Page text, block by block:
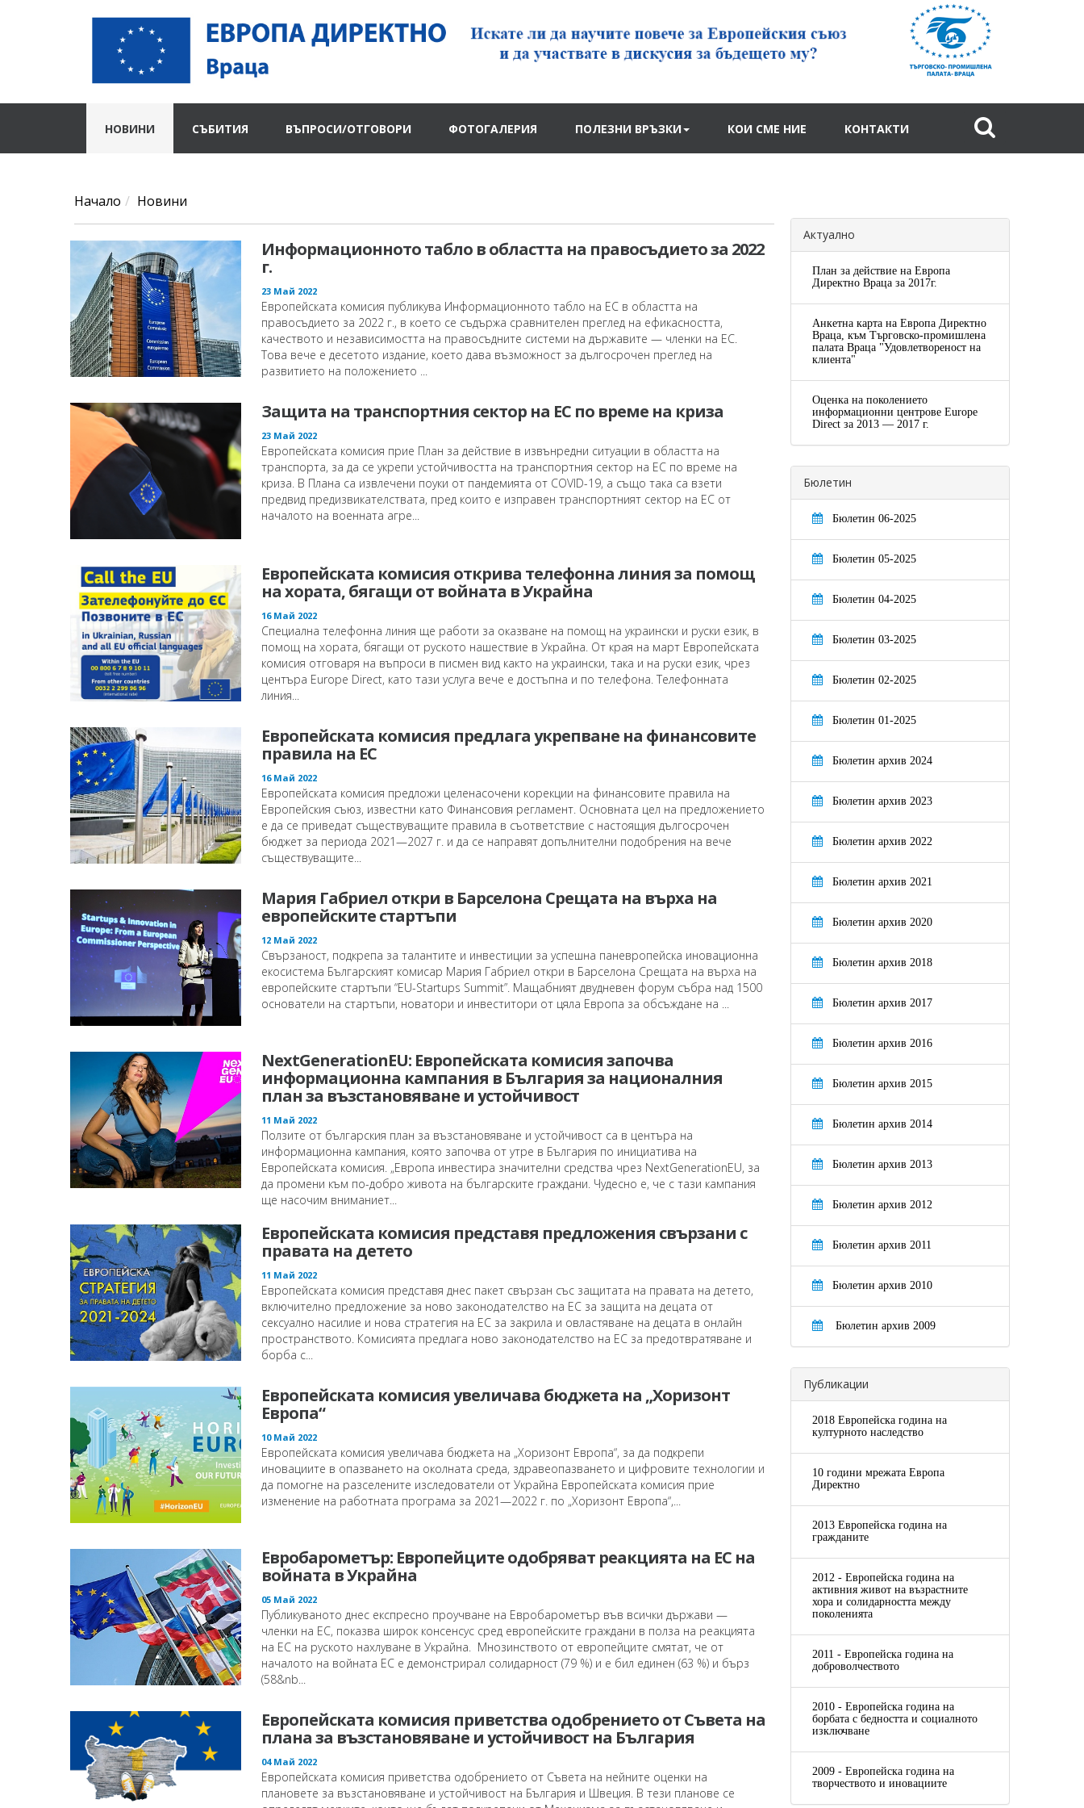
НОВИНИ СЪБИТИЯ ВЪПРОСИ/ОТГОВОРИ ФОТОГАЛЕРИЯ ПОЛЕЗНИ ВРЪЗКИ КОИ СМЕ НИЕ КОНТАКТИ
Начало Новини
Информационното табло в областта на правосъдието за 2022
г.
23 Май 2022
Европейската комисия публикува Информационното табло на ЕС в областта на
правосъдието за 2022 г., в което се съдържа сравнителен преглед на ефикасността,
качеството и независимостта на правосъдните системи на държавите — членки на ЕС.
Това вече е десетото издание, което дава възможност за дългосрочен преглед на
развитието на положението ...
Защита на транспортния сектор на ЕС по време на криза
23 Май 2022
Европейската комисия прие План за действие в извънредни ситуации в областта на
транспорта, за да се укрепи устойчивостта на транспортния сектор на ЕС по време на
криза. В Плана са извлечени поуки от пандемията от COVID-19, а също така са взети
предвид предизвикателствата, пред които е изправен транспортният сектор на ЕС от
началото на военната агре...
Европейската комисия открива телефонна линия за помощ
на хората, бягащи от войната в Украйна
16 Май 2022
Специална телефонна линия ще работи за оказване на помощ на украински и руски език, в
помощ на хората, бягащи от руското нашествие в Украйна. От края на март Европейската
комисия отговаря на въпроси в писмен вид както на украински, така и на руски език, чрез
центъра Europe Direct, като тази услуга вече е достъпна и по телефона. Телефонната
линия...
Европейската комисия предлага укрепване на финансовите
правила на ЕС
16 Май 2022
Европейската комисия предложи целенасочени корекции на финансовите правила на
Европейския съюз, известни като Финансовия регламент. Основната цел на предложението
е да се приведат съществуващите правила в съответствие с настоящия дългосрочен
бюджет за периода 2021—2027 г. и да се направят допълнителни подобрения на вече
съществуващите...
Мария Габриел откри в Барселона Срещата на върха на
европейските стартъпи
12 Май 2022
Свързаност, подкрепа за талантите и инвестиции за успешна паневропейска иновационна
екосистема Българският комисар Мария Габриел откри в Барселона Срещата на върха на
европейските стартъпи “EU-Startups Summit”. Мащабният двудневен форум събра над 1500
основатели на стартъпи, новатори и инвеститори от цяла Европа за обсъждане на ...
NextGenerationEU: Европейската комисия започва
информационна кампания в България за националния
план за възстановяване и устойчивост
11 Май 2022
Ползите от българския план за възстановяване и устойчивост са в центъра на
информационна кампания, която започва от утре в България по инициатива на
Европейската комисия. „Европа инвестира значителни средства чрез NextGenerationEU, за
да промени към по-добро живота на българските граждани. Чудесно е, че с тази кампания
ще насочим вниманиет...
Европейската комисия представя предложения свързани с
правата на детето
11 Май 2022
Европейската комисия представя днес пакет свързан със защитата на правата на детето,
включително предложение за ново законодателство на ЕС за защита на децата от
сексуално насилие и нова стратегия на ЕС за закрила и овластяване на децата в онлайн
пространството. Комисията предлага ново законодателство на ЕС за предотвратяване и
борба с...
Европейската комисия увеличава бюджета на „Хоризонт
Европа“
10 Май 2022
Европейската комисия увеличава бюджета на „Хоризонт Европа“, за да подкрепи
иновациите в опазването на околната среда, здравеопазването и цифровите технологии и
да помогне на разселените изследователи от Украйна Европейската комисия прие
изменение на работната програма за 2021—2022 г. по „Хоризонт Европа“,...
Евробарометър: Европейците одобряват реакцията на ЕС на
войната в Украйна
05 Май 2022
Публикуваното днес експресно проучване на Евробарометър във всички държави —
членки на ЕС, показва широк консенсус сред европейските граждани в полза на реакцията
на ЕС на руското нахлуване в Украйна. Мнозинството от европейците смятат, че от
началото на войната ЕС е демонстрирал солидарност (79 %) и е бил единен (63 %) и бърз
(58&nb...
Европейската комисия приветства одобрението от Съвета на
плана за възстановяване и устойчивост на България
04 Май 2022
Европейската комисия приветства одобрението от Съвета на нейните оценки на
плановете за възстановяване и устойчивост на България и Швеция. В тези планове се
Актуално
План за действие на Европа
Директно Враца за 2017г.
Анкетна карта на Европа Директно
Враца, към Търговско-промишлена
палата Враца "Удовлетвореност на
клиента"
Оценка на поколението
информационни центрове Europe
Direct за 2013 — 2017 г.
Бюлетин
Бюлетин 06-2025
Бюлетин 05-2025
Бюлетин 04-2025
Бюлетин 03-2025
Бюлетин 02-2025
Бюлетин 01-2025
Бюлетин архив 2024
Бюлетин архив 2023
Бюлетин архив 2022
Бюлетин архив 2021
Бюлетин архив 2020
Бюлетин архив 2018
Бюлетин архив 2017
Бюлетин архив 2016
Бюлетин архив 2015
Бюлетин архив 2014
Бюлетин архив 2013
Бюлетин архив 2012
Бюлетин архив 2011
Бюлетин архив 2010
Бюлетин архив 2009
Публикации
2018 Европейска година на
културното наследство
10 години мрежата Европа
Директно
2013 Европейска година на
гражданите
2012 - Европейска година на
активния живот на възрастните
хора и солидарността между
поколенията
2011 - Европейска година на
доброволчеството
2010 - Европейска година на
борбата с бедността и социалното
изключване
2009 - Европейска година на
творчеството и иновациите